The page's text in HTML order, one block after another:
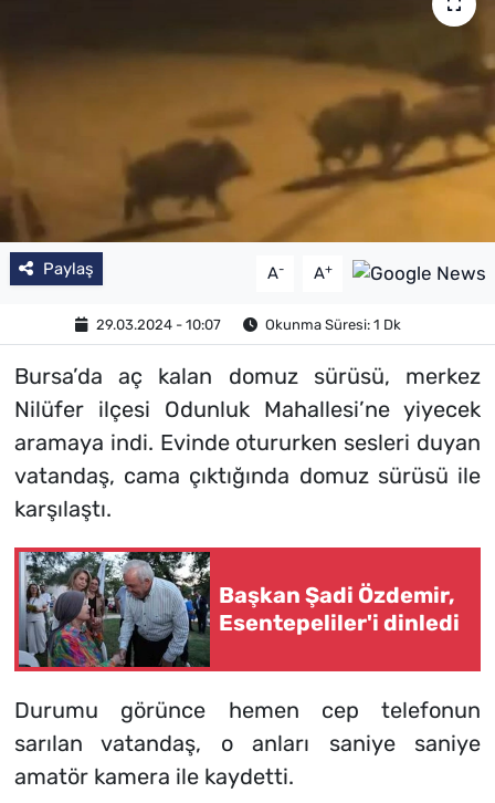
Paylaş A- A+
29.03.2024 - 10:07 Okunma Süresi: 1 Dk
Bursa’da aç kalan domuz sürüsü, merkez
Nilüfer ilçesi Odunluk Mahallesi’ne yiyecek
aramaya indi. Evinde otururken sesleri duyan
vatandaş, cama çıktığında domuz sürüsü ile
karşılaştı.
Başkan Şadi Özdemir,
Esentepeliler'i dinledi
Durumu görünce hemen cep telefonun
sarılan vatandaş, o anları saniye saniye
amatör kamera ile kaydetti.